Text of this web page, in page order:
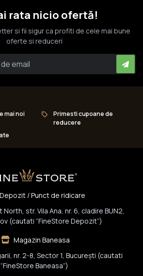
rata nicio ofertă!
si fii sigur ca profiti de cele mai bune
oferte si reduceri
mai noi
Primesti cupoane de
reducere
Depozit / Punct de ridicare
North, str. Vila Ana, nr. 6, cladire BUN2,
(cautati “FineStore Depozit”)
Magazin Baneasa
nr. 2-8, Sector 1, Bucureşti (cautati
“FineStore Baneasa”)